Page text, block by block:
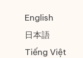
English
日本語
Tiếng Việt